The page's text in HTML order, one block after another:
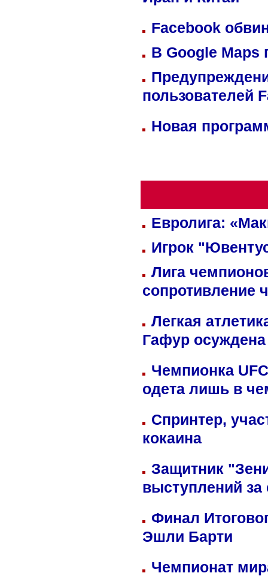
Facebook
В Google Maps
пользователей
Новая
Евролига:
Игрок
Лига
сопротивление
Легкая
Гафур осуждена
Чемпионка
одета лишь в
Спринтер,
кокаина
Защитник
выступлений
Финал
Эшли Барти
Чемпионат